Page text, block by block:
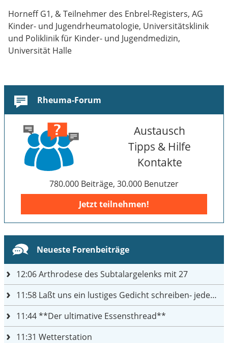
Horneff G1, & Teilnehmer des Enbrel-Registers, AG
Kinder- und Jugendrheumatologie, Universitätsklinik
und Poliklinik für Kinder- und Jugendmedizin,
Universität Halle
Rheuma-Forum
Austausch
Tipps & Hilfe
Kontakte
780.000 Beiträge, 30.000 Benutzer
Jetzt teilnehmen!
Neueste Forenbeiträge
12:06Arthrodese des Subtalargelenks mit 27
11:58 Laßt uns ein lustiges Gedicht schreiben- jeder einen Satz
11:44**Der ultimative Essensthread**
11:31 Wetterstation